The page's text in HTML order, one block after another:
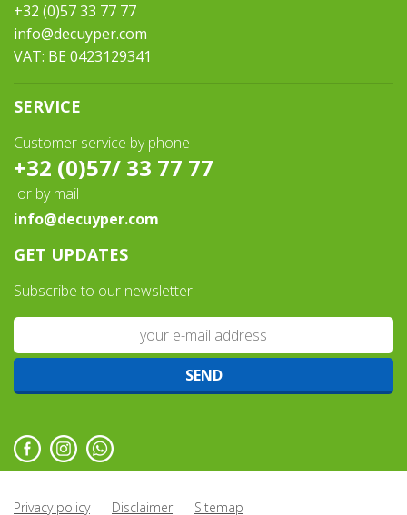
+32 (0)57 33 77 77
info@decuyper.com
VAT: BE 0423129341
SERVICE
Customer service by phone
+32 (0)57/ 33 77 77
or by mail
info@decuyper.com
GET UPDATES
Subscribe to our newsletter
Privacy policy Disclaimer Sitemap